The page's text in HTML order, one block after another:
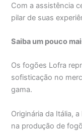
Com a assistência
pilar de suas
Saiba um pouco
Os fogões Lofra
sofisticação no
gama.
Originária da Itália,
na produção de